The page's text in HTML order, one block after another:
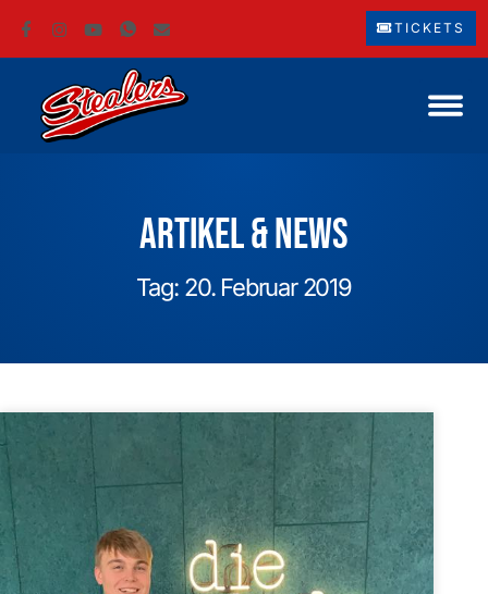
TICKETS
Artikel & News
Tag: 20. Februar 2019